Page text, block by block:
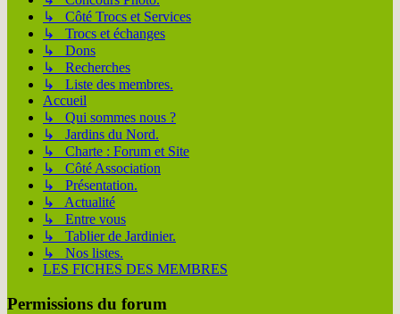
↳ Côté Trocs et Services
↳ Trocs et échanges
↳ Dons
↳ Recherches
↳ Liste des membres.
Accueil
↳ Qui sommes nous ?
↳ Jardins du Nord.
↳ Charte : Forum et Site
↳ Côté Association
↳ Présentation.
↳ Actualité
↳ Entre vous
↳ Tablier de Jardinier.
↳ Nos listes.
LES FICHES DES MEMBRES
Permissions du forum